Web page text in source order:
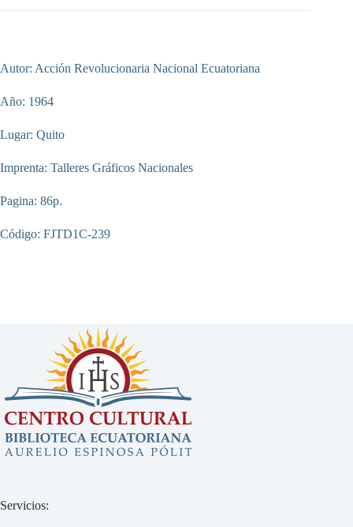
Autor: Acción Revolucionaria Nacional Ecuatoriana
Año: 1964
Lugar: Quito
Imprenta: Talleres Gráficos Nacionales
Pagina: 86p.
Código: FJTD1C-239
Servicios: